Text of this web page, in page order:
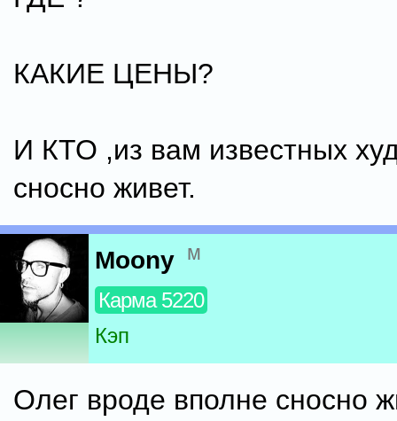
КАКИЕ ЦЕНЫ?
И КТО ,из вам известных
сносно живет.
Moony м
Карма 5220
Кэп
Олег вроде вполне сносно